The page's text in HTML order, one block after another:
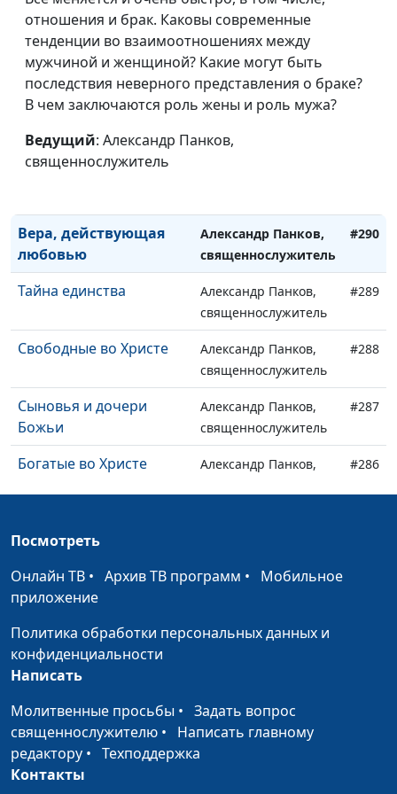
отношения и брак. Каковы современные
тенденции во взаимоотношениях между
мужчиной и женщиной? Какие могут быть
последствия неверного представления о браке?
В чем заключаются роль жены и роль мужа?
Ведущий: Александр Панков,
священнослужитель
Безусловное Евангелие
Александр Панков,
священнослужитель
Мертвые по
грехам
Александр Панков,
священнослужитель
Дух премудрости
Вера, действующая
любовью
Александр Панков,
священнослужитель
#290
Тайна единства
Александр Панков,
священнослужитель
#289
Свободные во Христе
Александр Панков,
священнослужитель
#288
Сыновья и дочери
Божьи
Александр Панков,
священнослужитель
#287
Богатые во Христе
Александр Панков,
#286
Вы - во Христе
Александр Панков,
Сон царя
Руслан Фазлеев,
Вавилон
священнослужитель
Противостояние
Иерусалима и Вавилона
Посмотреть
Онлайн ТВ • Архив ТВ программ • Мобильное
приложение
Политика обработки персональных данных и
конфиденциальности
Написать
Молитвенные просьбы • Задать вопрос
священнослужителю • Написать главному
редактору • Техподдержка
Контакты